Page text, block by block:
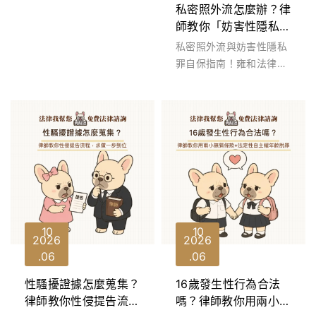
私密照外流怎麼辦？律
師教你「妨害性隱私
罪」如何蒐證提告與爭
取不起訴
私密照外流與妨害性隱私
罪自保指南！雍和法律事
你如何掌握關...
10
06
2026
性騷擾證據怎麼蒐集？
律師教你性侵提告流
10
06
2026
16歲發生性行為合法
嗎？律師教你用兩小無